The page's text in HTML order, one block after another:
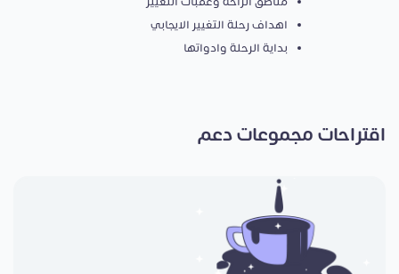
اهداف رحلة التغيير الايجابي
بداية الرحلة وادواتها
اقتراحات مجموعات دعم